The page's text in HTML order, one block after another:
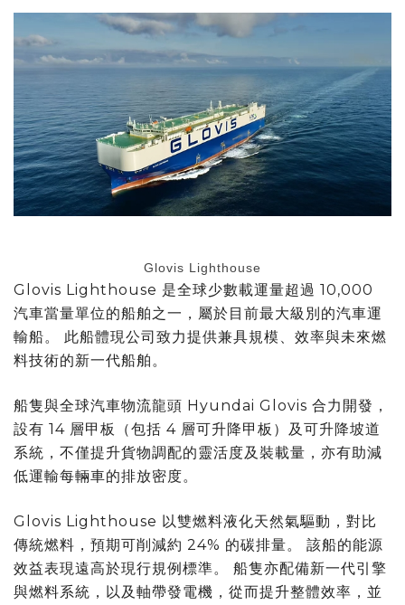
Glovis Lighthouse
Glovis Lighthouse 是全球少數載運量超過 10,000
汽車當量單位的船舶之一，屬於目前最大級別的汽車運
輸船。 此船體現公司致力提供兼具規模、效率與未來燃
料技術的新一代船舶。
船隻與全球汽車物流龍頭 Hyundai Glovis 合力開發，
設有 14 層甲板（包括 4 層可升降甲板）及可升降坡道
系統，不僅提升貨物調配的靈活度及裝載量，亦有助減
低運輸每輛車的排放密度。
Glovis Lighthouse 以雙燃料液化天然氣驅動，對比
傳統燃料，預期可削減約 24% 的碳排量。 該船的能源
效益表現遠高於現行規例標準。 船隻亦配備新一代引擎
與燃料系統，以及軸帶發電機，從而提升整體效率，並